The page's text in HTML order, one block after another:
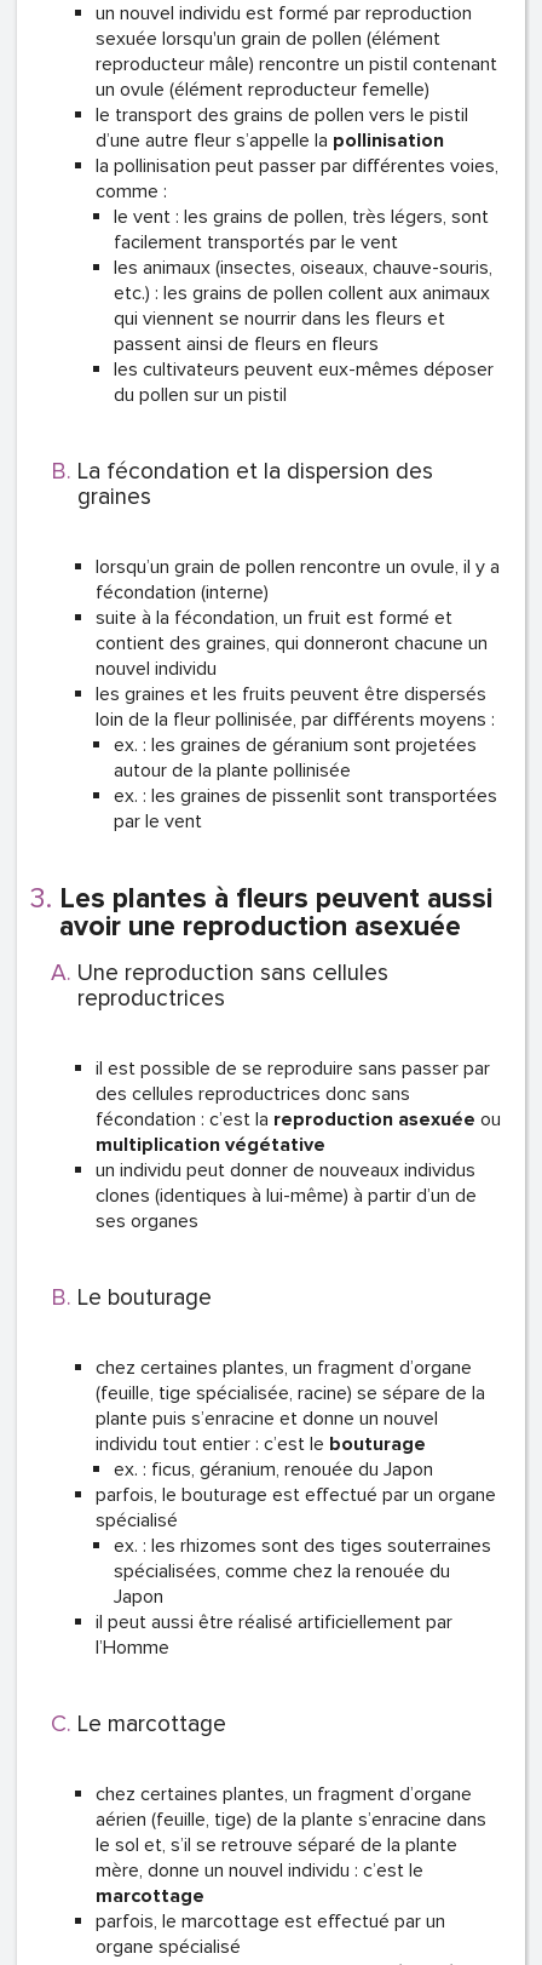
un nouvel individu est formé par reproduction
sexuée lorsqu'un grain de pollen (élément
reproducteur mâle) rencontre un pistil contenant
un ovule (élément reproducteur femelle)
le transport des grains de pollen vers le pistil
d’une autre fleur s’appelle la pollinisation
la pollinisation peut passer par différentes voies,
comme :
le vent : les grains de pollen, très légers, sont
facilement transportés par le vent
les animaux (insectes, oiseaux, chauve-souris,
etc.) : les grains de pollen collent aux animaux
qui viennent se nourrir dans les fleurs et
passent ainsi de fleurs en fleurs
les cultivateurs peuvent eux-mêmes déposer
du pollen sur un pistil
La fécondation et la dispersion des
graines
lorsqu’un grain de pollen rencontre un ovule, il y a
fécondation (interne)
suite à la fécondation, un fruit est formé et
contient des graines, qui donneront chacune un
nouvel individu
les graines et les fruits peuvent être dispersés
loin de la fleur pollinisée, par différents moyens :
ex. : les graines de géranium sont projetées
autour de la plante pollinisée
ex. : les graines de pissenlit sont transportées
par le vent
Les plantes à fleurs peuvent aussi
avoir une reproduction asexuée
Une reproduction sans cellules
reproductrices
il est possible de se reproduire sans passer par
des cellules reproductrices donc sans
fécondation : c’est la reproduction asexuée ou
multiplication végétative
un individu peut donner de nouveaux individus
clones (identiques à lui-même) à partir d’un de
ses organes
Le bouturage
chez certaines plantes, un fragment d’organe
(feuille, tige spécialisée, racine) se sépare de la
plante puis s’enracine et donne un nouvel
individu tout entier : c’est le bouturage
ex. : ficus, géranium, renouée du Japon
parfois, le bouturage est effectué par un organe
spécialisé
ex. : les rhizomes sont des tiges souterraines
spécialisées, comme chez la renouée du
Japon
il peut aussi être réalisé artificiellement par
l’Homme
Le marcottage
chez certaines plantes, un fragment d’organe
aérien (feuille, tige) de la plante s’enracine dans
le sol et, s’il se retrouve séparé de la plante
mère, donne un nouvel individu : c’est le
marcottage
parfois, le marcottage est effectué par un
organe spécialisé